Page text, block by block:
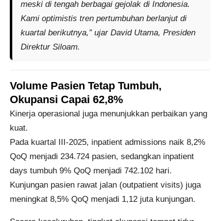
meski di tengah berbagai gejolak di Indonesia.
Kami optimistis tren pertumbuhan berlanjut di
kuartal berikutnya,” ujar David Utama, Presiden
Direktur Siloam.
Volume Pasien Tetap Tumbuh,
Okupansi Capai 62,8%
Kinerja operasional juga menunjukkan perbaikan yang
kuat.
Pada kuartal III-2025, inpatient admissions naik 8,2%
QoQ menjadi 234.724 pasien, sedangkan inpatient
days tumbuh 9% QoQ menjadi 742.102 hari.
Kunjungan pasien rawat jalan (outpatient visits) juga
meningkat 8,5% QoQ menjadi 1,12 juta kunjungan.